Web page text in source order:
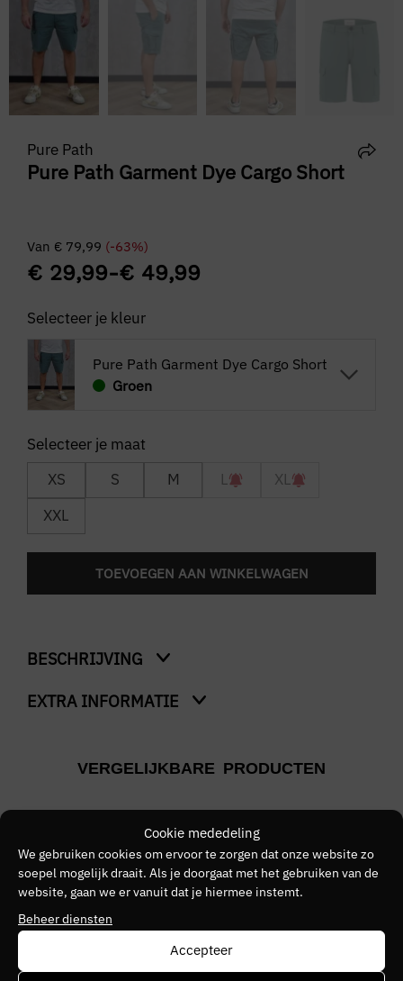
Cookie mededeling
We gebruiken cookies om ervoor te zorgen dat onze website zo
soepel mogelijk draait. Als je doorgaat met het gebruiken van de
website, gaan we er vanuit dat je hiermee instemt.
Beheer diensten
Accepteer
Pure Path
Pure Path Garment Dye Cargo Short
Van € 79,99 (-63%)
€ 29,99-€ 49,99
Selecteer je kleur
Pure Path Garment Dye Cargo Short
Groen
XS S M L
XL
XXL
TOEVOEGEN AAN WINKELWAGEN
BESCHRIJVING
Garment Dye Cargo Shorts
EXTRA INFORMATIE
Groen
Merk
Kleurnummer
40
VERGELIJKBARE PRODUCTEN